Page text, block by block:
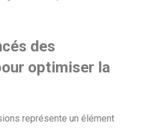
des
optimiser la
représente un élément